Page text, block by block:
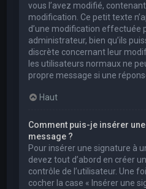
vous l’avez modifié,
modification. Ce petit texte
d’une modification effectuée
administrateur, bien qu’ils
discrète concernant leur
les utilisateurs normaux ne
propre message si une
Haut
Comment puis-je insérer
message ?
Pour insérer une signature à
devez tout d’abord en créer
contrôle de l’utilisateur. Une
cocher la case « Insérer une